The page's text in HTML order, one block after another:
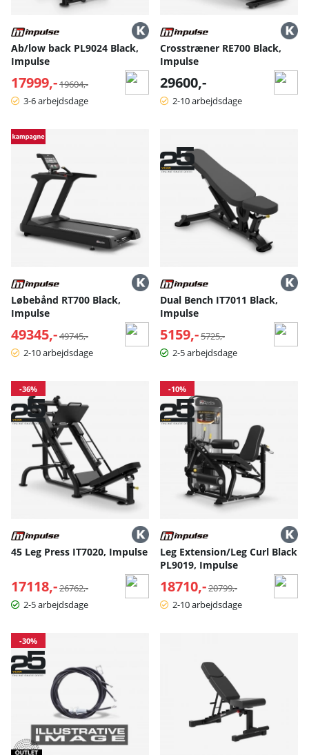
Ab/low back PL9024 Black,
Impulse
17999,- Normalpris:
19604,-
3-6 arbejdsdage
Crosstræner RE700 Black,
Impulse
29600,-
2-10 arbejdsdage
Løbebånd RT700 Black,
Impulse
49345,- Normalpris:
49745,-
2-10 arbejdsdage
Dual Bench IT7011 Black,
Impulse
5159,- Normalpris:
5725,-
2-5 arbejdsdage
-36%
45 Leg Press IT7020, Impulse
17118,- Normalpris:
26762,-
2-5 arbejdsdage
-10%
Leg Extension/Leg Curl Black
PL9019, Impulse
18710,- Normalpris:
20799,-
2-10 arbejdsdage
-30%